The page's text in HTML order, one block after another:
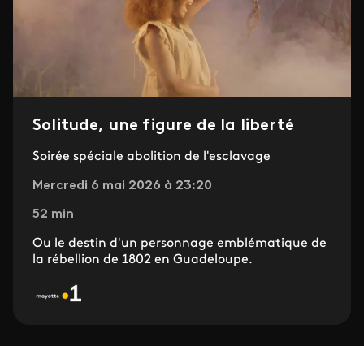
Solitude, une figure de la liberté
Soirée spéciale abolition de l'esclavage
Mercredi 6 mai 2026 à 23:20
52 min
Ou le destin d'un personnage emblématique de
la rébellion de 1802 en Guadeloupe.